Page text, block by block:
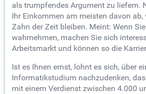
als trumpfendes Argument zu liefern.
Ihr Einkommen am meisten davon ab,
Zahn der Zeit bleiben. Meint: Wenn
wahrnehmen, machen Sie sich
Arbeitsmarkt und können so die
Ist es Ihnen ernst, lohnt es sich, über
Informatikstudium nachzudenken,
mit einem Verdienst zwischen 4.000